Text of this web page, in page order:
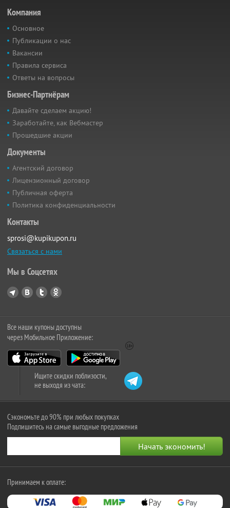
Компания
Основное
Публикации о нас
Вакансии
Правила сервиса
Ответы на вопросы
Бизнес-Партнёрам
Давайте сделаем акцию!
Заработайте, как Вебмастер
Прошедшие акции
Документы
Агентский договор
Лицензионный договор
Публичная оферта
Политика конфиденциальности
Контакты
sprosi@kupikupon.ru
Связаться с нами
Мы в Соцсетях
Все наши купоны доступны
через Мобильное Приложение:
Ищите скидки поблизости,
не выходя из чата:
Сэкономьте до 90% при любых покупках
Подпишитесь на самые выгодные предложения
Принимаем к оплате: